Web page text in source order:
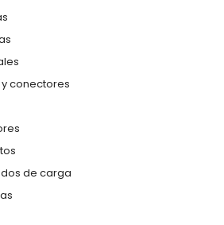
conectores
de carga